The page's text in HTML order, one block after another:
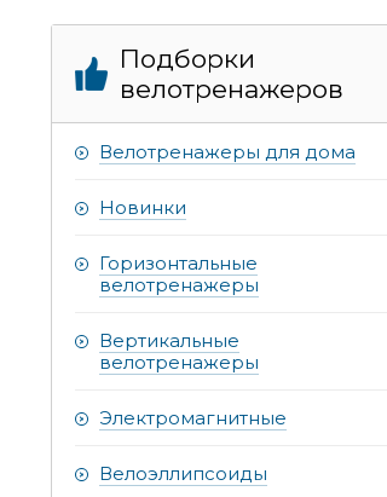
Подборки
велотренажеров
Велотренажеры для дома
Новинки
Горизонтальные
велотренажеры
Вертикальные
велотренажеры
Электромагнитные
Велоэллипсоиды